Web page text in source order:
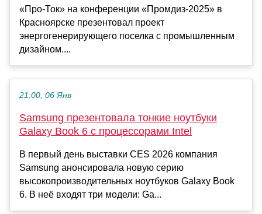
«Про-Ток» на конференции «Промдиз-2025» в
Красноярске презентовал проект
энергогенерирующего поселка с промышленным
дизайном....
21:00, 06 Янв
Samsung презентовала тонкие ноутбуки
Galaxy Book 6 с процессорами Intel
В первый день выставки CES 2026 компания
Samsung анонсировала новую серию
высокопроизводительных ноутбуков Galaxy Book
6. В неё входят три модели: Ga...